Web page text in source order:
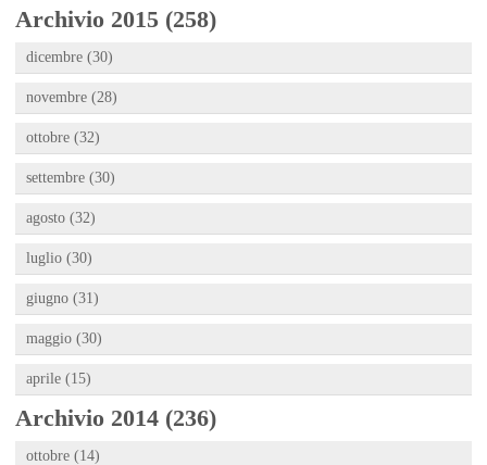
Archivio 2015 (258)
dicembre (30)
novembre (28)
ottobre (32)
settembre (30)
agosto (32)
luglio (30)
giugno (31)
maggio (30)
aprile (15)
Archivio 2014 (236)
ottobre (14)